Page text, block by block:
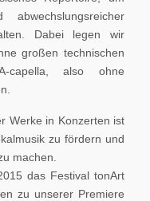
Dabei legen wir
großen technischen
capella, also ohne
Werke in Konzerten ist
zu fördern und
machen.
das Festival tonArt
zu unserer Premiere